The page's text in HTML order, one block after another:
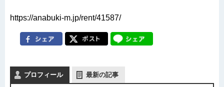
https://anabuki-m.jp/rent/41587/
プロフィール 最新の記事